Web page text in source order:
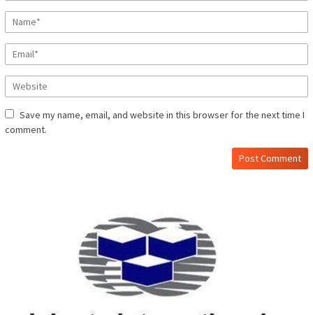
Save my name, email, and website in this browser for the next time I
comment.